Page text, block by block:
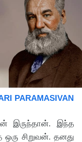
PARAMASIVAN
இருந்தான். இந்த
ஒரு சிறுவன். தனது